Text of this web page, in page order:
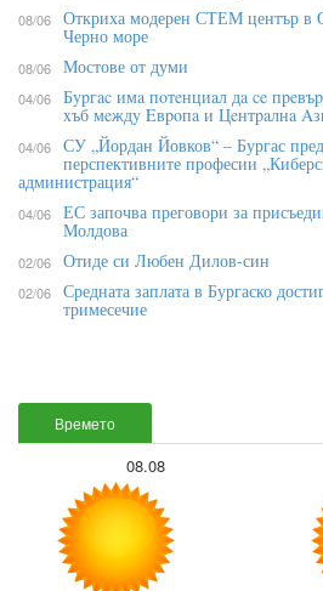
Времето
08.08
08/06 Откриха модерен СТЕМ център в
Черно море
08/06 Мостове от думи
04/06 Бypгac имa пoтeнциaл дa ce
xъб мeждy Eвpoпa и Цeнтpaлнa
04/06 СУ „Йордан Йовков“ – Бургас
перспективните професии
администрация“
04/06 ЕС започва преговори за
Молдова
02/06 Отиде си Любен Дилов-син
02/06 Средната заплата в Бургаско
тримесечие